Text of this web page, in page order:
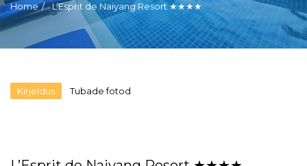
Home L’Esprit de Naiyang Resort ★★★★
Kirjeldus Tubade fotod